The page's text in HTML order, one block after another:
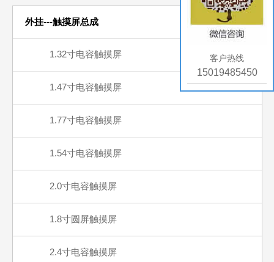
外挂---触摸屏总成
1.32寸电容触摸屏
1.47寸电容触摸屏
1.77寸电容触摸屏
1.54寸电容触摸屏
2.0寸电容触摸屏
1.8寸圆屏触摸屏
2.4寸电容触摸屏
客户热线
15019485450